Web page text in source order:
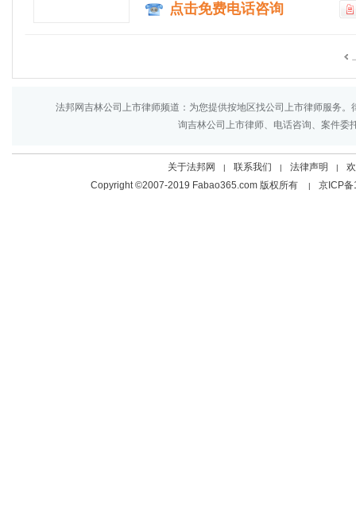
点击免费电话咨询
法邦网吉林公司上市律师频道：为您提供按地区找公司上市律师服务
询吉林公司上市律师、电话咨询、案件
关于法邦网 | 联系我们 | 法律声明 |
Copyright ©2007-2019 Fabao365.com 版权所有
| 京ICP